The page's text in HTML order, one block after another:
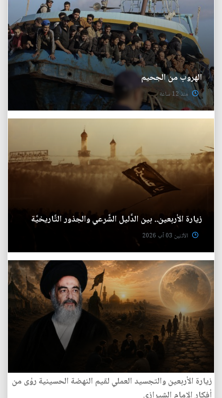
الهروب من الجحيم
منذ 12 ساعة
زيارة الأربعين.. بين الدَّليل الشَّرعي والجذور التَّاريخيَّة
الأثنين 03 آب 2026
زيارة الأربعين والتجسيد العملي لقيم النهضة الحسينية رؤى من